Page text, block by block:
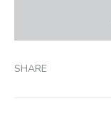
SHARE